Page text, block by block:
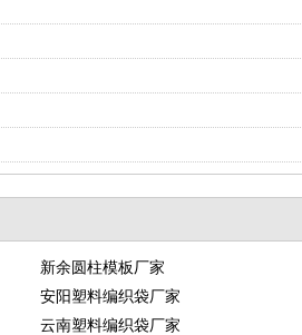
新余圆柱模板厂家
安阳塑料编织袋厂家
云南塑料编织袋厂家